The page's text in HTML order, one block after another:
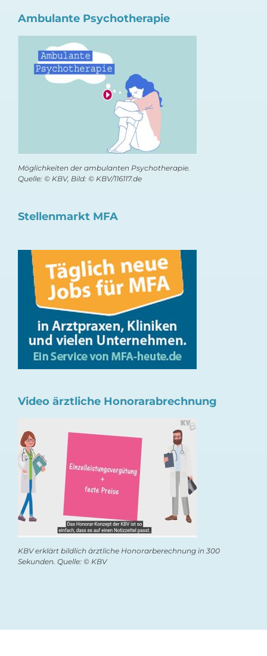
Ambulante Psychotherapie
Möglichkeiten der ambulanten Psychotherapie.
Quelle: © KBV, Bild: © KBV/116117.de
Stellenmarkt MFA
Video ärztliche Honorarabrechnung
KBV erklärt bildlich ärztliche Honorarberechnung in 300
Sekunden. Quelle: © KBV